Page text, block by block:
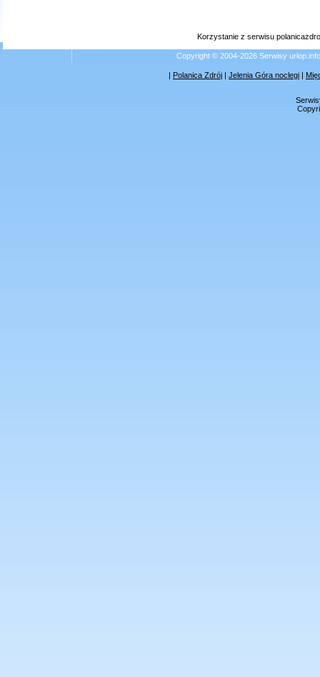
Korzystanie z serwisu
Copyright © 2004-2026 Serwisy
| Polanica Zdrój | Jelenia Góra noclegi |